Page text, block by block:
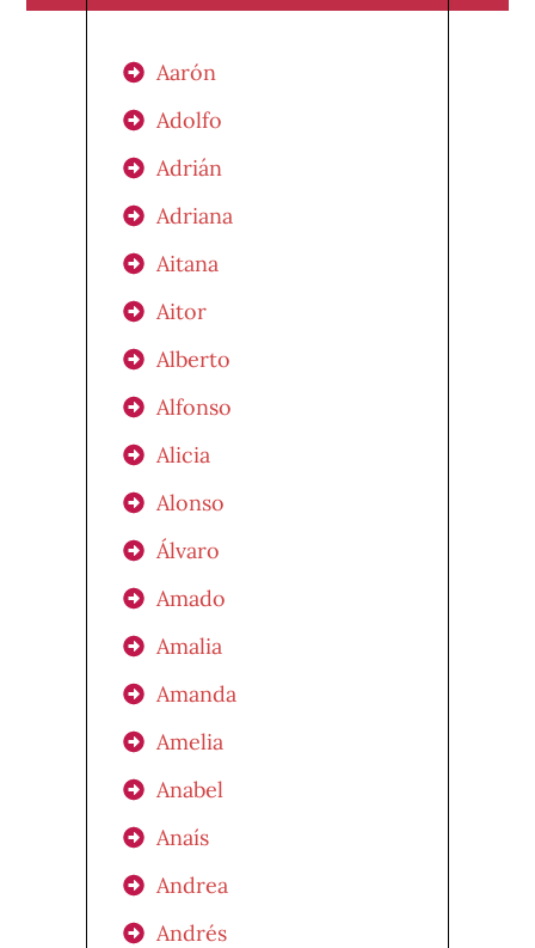
Aarón
Adolfo
Adrián
Adriana
Aitana
Aitor
Alberto
Alfonso
Alicia
Alonso
Álvaro
Amado
Amalia
Amanda
Amelia
Anabel
Anaís
Andrea
Andrés